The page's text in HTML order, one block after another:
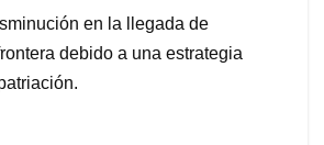
en la llegada de
debido a una estrategia